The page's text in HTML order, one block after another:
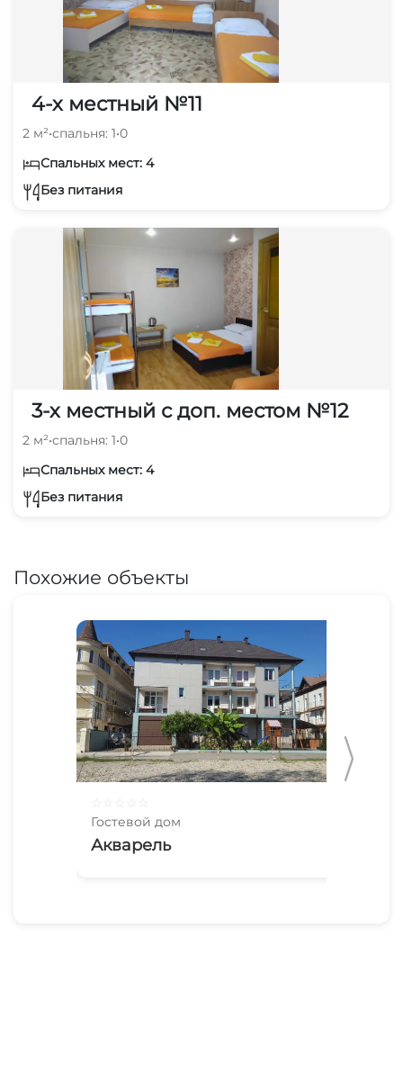
4-х местный №11
2 м²•спальня: 1•0
Спальных мест: 4
Без питания
3-х местный с доп. местом №12
2 м²•спальня: 1•0
Спальных мест: 4
Без питания
Похожие объекты
Гостевой дом
Акварель